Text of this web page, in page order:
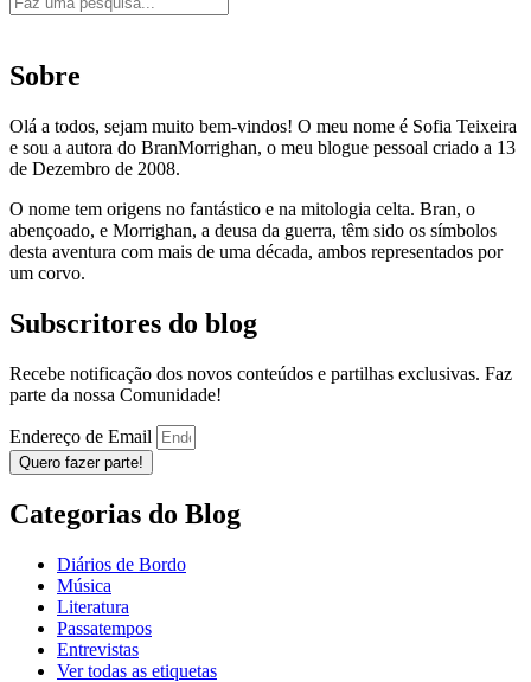
Sobre
Olá a todos, sejam muito bem-vindos! O meu nome é Sofia Teixeira
e sou a autora do BranMorrighan, o meu blogue pessoal criado a 13
de Dezembro de 2008.
O nome tem origens no fantástico e na mitologia celta. Bran, o
abençoado, e Morrighan, a deusa da guerra, têm sido os símbolos
desta aventura com mais de uma década, ambos representados por
um corvo.
Subscritores do blog
Recebe notificação dos novos conteúdos e partilhas exclusivas. Faz
parte da nossa Comunidade!
Endereço de Email
Quero fazer parte!
Categorias do Blog
Diários de Bordo
Música
Literatura
Passatempos
Entrevistas
Ver todas as etiquetas